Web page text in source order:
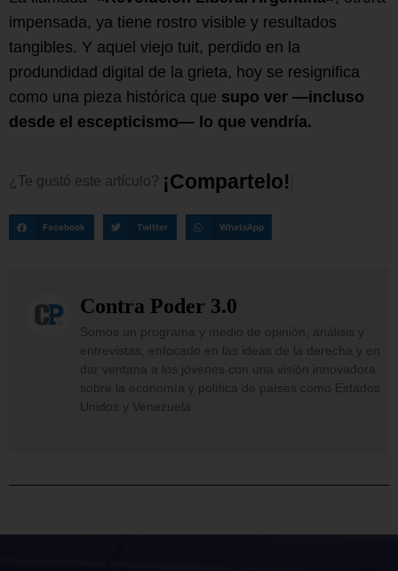
impensada, ya tiene rostro visible y resultados
tangibles. Y aquel viejo tuit, perdido en la
produndidad digital de la grieta, hoy se resignifica
como una pieza histórica que supo ver —incluso
desde el escepticismo— lo que vendría.
¿Te gustó este artículo? ¡Comparte o!
Facebook Twitter WhatsApp
Contra Poder 3.0
Somos un programa y medio de opinión, análisis y
entrevistas, enfocado en las ideas de la derecha y en
dar ventana a los jóvenes con una visión innovadora
sobre la economía y política de países como Estados
Unidos y Venezuela.